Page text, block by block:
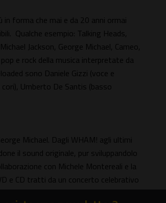
in forma che mai e da 20 anni ormai
Qualche esempio: Talking Heads,
Jackson, George Michael, Cameo,
e rock della musica interpretate da
sono Daniele Gizzi (voce e
Umberto De Santis (basso
Michael. Dagli WHAM! agli ultimi
il sound originale, pur sviluppandolo
con Michele Montereali e la
e CD tratti da un concerto celebrativo
Cavio (tastiere e cori), Simone